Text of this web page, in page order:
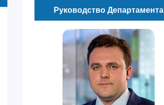
Руководство Департамента